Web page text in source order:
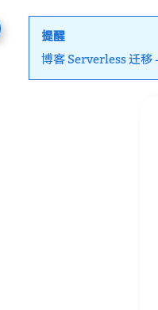
提醒
博客 Serverless 迁移